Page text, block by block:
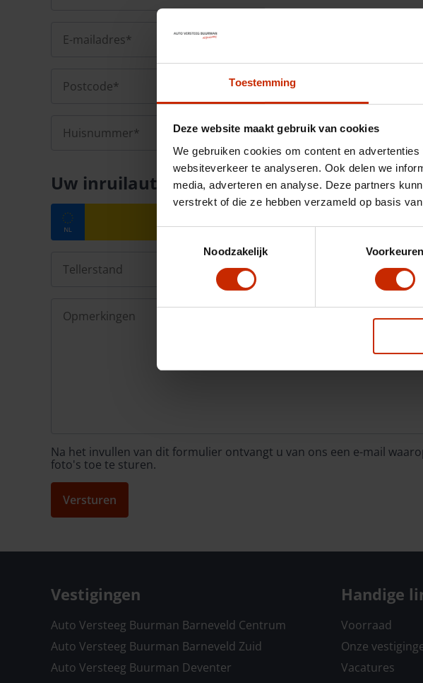
Toestemming
Deze website maakt gebruik van cookies
We gebruiken cookies om content en
websiteverkeer te analyseren. Ook delen we
media, adverteren en analyse. Deze partners
verstrekt of die ze hebben verzameld op basis
Noodzakelijk
Voorkeuren
Uw inruilauto
Na het invullen van dit formulier ontvangt u van ons een e-mail
foto's toe te sturen.
Versturen
Vestigingen
Auto Versteeg Buurman Barneveld Centrum
Auto Versteeg Buurman Barneveld Zuid
Auto Versteeg Buurman Deventer
Handige
Voorraad
Onze
Vacatures